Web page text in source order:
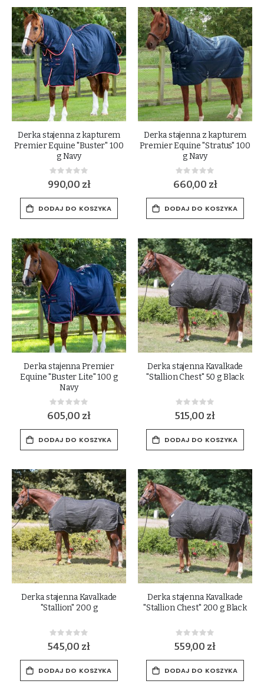
Derka stajenna z kapturem
Premier Equine "Buster" 100
g Navy
Rating:
0%
990,00 zł
DODAJ DO KOSZYKA
Derka stajenna z kapturem
Premier Equine "Stratus" 100
g Navy
Rating:
0%
660,00 zł
DODAJ DO KOSZYKA
Derka stajenna Premier
Equine "Buster Lite" 100 g
Navy
Rating:
0%
605,00 zł
DODAJ DO KOSZYKA
Derka stajenna Kavalkade
"Stallion Chest" 50 g Black
Rating:
0%
515,00 zł
DODAJ DO KOSZYKA
Derka stajenna Kavalkade
"Stallion" 200 g
Rating:
0%
545,00 zł
DODAJ DO KOSZYKA
Derka stajenna Kavalkade
"Stallion Chest" 200 g Black
Rating:
0%
559,00 zł
DODAJ DO KOSZYKA